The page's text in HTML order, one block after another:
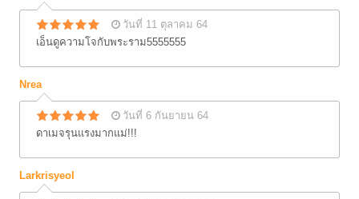
วันที่ 11 ตุลาคม 64
เอ็นดูความโจกับพระราม5555555
Nrea
วันที่ 6 กันยายน 64
ดาเมจรุนแรงมากแม่!!!
Larkrisyeol